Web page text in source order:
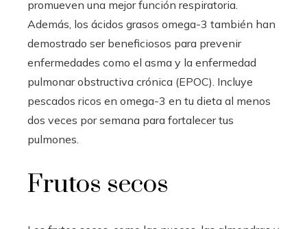
promueven una mejor función respiratoria.
Además, los ácidos grasos omega-3 también han
demostrado ser beneficiosos para prevenir
enfermedades como el asma y la enfermedad
pulmonar obstructiva crónica (EPOC). Incluye
pescados ricos en omega-3 en tu dieta al menos
dos veces por semana para fortalecer tus
pulmones.
Frutos secos